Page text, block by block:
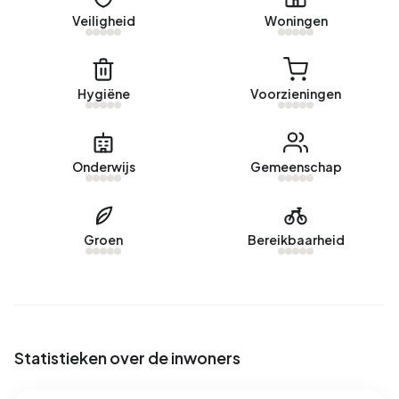
dagen verkocht.
De gemiddelde vraagprijs voor een koopwoning in
Beverveen was afgelopen jaar €378.333. Dit is 28% hoger
dan de gemiddelde WOZ-waarde van €295.000. De
Huurwoningen
Het afgelopen jaar zijn er 1 woningen verhuurd in
Beverveen.
energielabel. De meest voorkomende labels zijn C (80%),
Veiligheid Woningen
Hygiëne Voorzieningen
Onderwijs Gemeenschap
Groen Bereikbaarheid
Statistieken over de inwoners